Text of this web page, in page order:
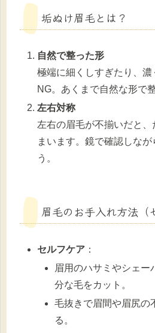
垢ぬけ眉毛とは？
自然で整った形
極端に細くしすぎたり、
NG。あくまで自然な形で
左右対称
左右の眉毛が不揃いだと
まいます。鏡で確認しなが
う。
眉毛のお手入れ方法（
セルフケア ：
眉用のハサミやシェー
分な毛をカット。
毛抜きで眉間や眉尻の
る。